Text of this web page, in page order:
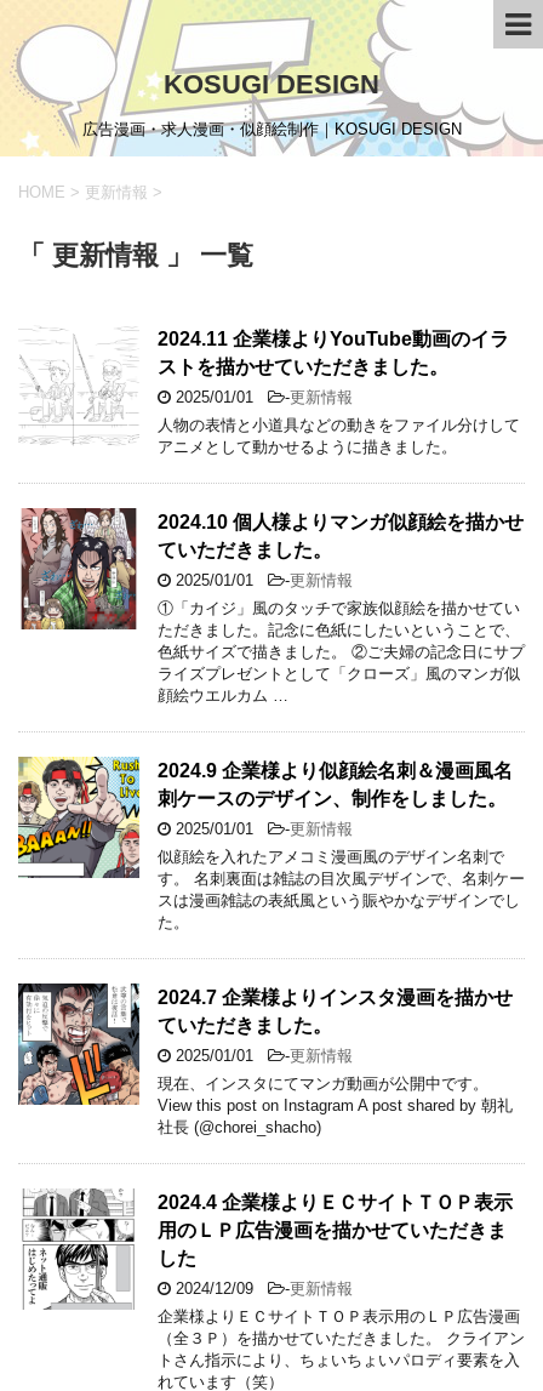
KOSUGI DESIGN
広告漫画・求人漫画・似顔絵制作｜KOSUGI DESIGN
HOME > 更新情報 >
「 更新情報 」 一覧
2024.11 企業様よりYouTube動画のイラ
ストを描かせていただきました。
2025/01/01 -更新情報
人物の表情と小道具などの動きをファイル分けして
アニメとして動かせるように描きました。
2024.10 個人様よりマンガ似顔絵を描かせ
ていただきました。
2025/01/01 -更新情報
①「カイジ」風のタッチで家族似顔絵を描かせてい
ただきました。記念に色紙にしたいということで、
色紙サイズで描きました。 ②ご夫婦の記念日にサプ
ライズプレゼントとして「クローズ」風のマンガ似
顔絵ウエルカム …
2024.9 企業様より似顔絵名刺＆漫画風名
刺ケースのデザイン、制作をしました。
2025/01/01 -更新情報
似顔絵を入れたアメコミ漫画風のデザイン名刺で
す。 名刺裏面は雑誌の目次風デザインで、名刺ケー
スは漫画雑誌の表紙風という賑やかなデザインでし
た。
2024.7 企業様よりインスタ漫画を描かせ
ていただきました。
2025/01/01 -更新情報
現在、インスタにてマンガ動画が公開中です。
View this post on Instagram A post shared by 朝礼
社長 (@chorei_shacho)
2024.4 企業様よりＥＣサイトＴＯＰ表示
用のＬＰ広告漫画を描かせていただきま
した
2024/12/09 -更新情報
企業様よりＥＣサイトＴＯＰ表示用のＬＰ広告漫画
（全３Ｐ）を描かせていただきました。 クライアン
トさん指示により、ちょいちょいパロディ要素を入
れています（笑）